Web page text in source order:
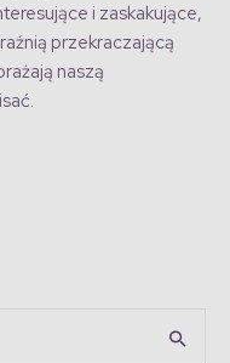
i zaskakujące,
przekraczającą
naszą